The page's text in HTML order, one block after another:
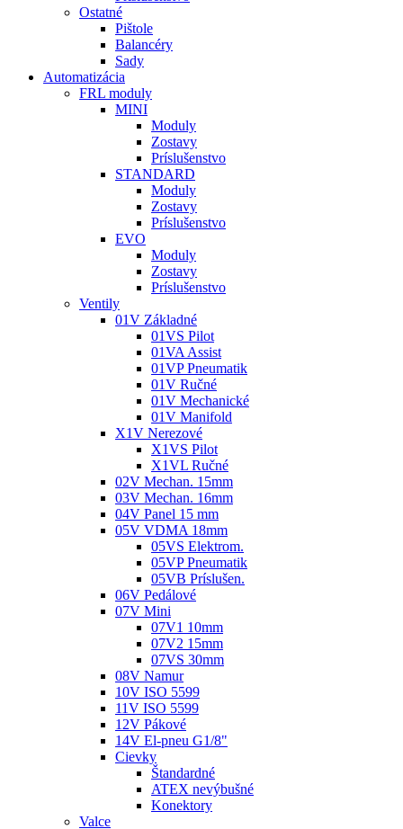
Ostatné
Pištole
Balancéry
Sady
Automatizácia
FRL moduly
MINI
Moduly
Zostavy
Príslušenstvo
STANDARD
Moduly
Zostavy
Príslušenstvo
EVO
Moduly
Zostavy
Príslušenstvo
Ventily
01V Základné
01VS Pilot
01VA Assist
01VP Pneumatik
01V Ručné
01V Mechanické
01V Manifold
X1V Nerezové
X1VS Pilot
X1VL Ručné
02V Mechan. 15mm
03V Mechan. 16mm
04V Panel 15 mm
05V VDMA 18mm
05VS Elektrom.
05VP Pneumatik
05VB Príslušen.
06V Pedálové
07V Mini
07V1 10mm
07V2 15mm
07VS 30mm
08V Namur
10V ISO 5599
11V ISO 5599
12V Pákové
14V El-pneu G1/8"
Cievky
Štandardné
ATEX nevýbušné
Konektory
Valce